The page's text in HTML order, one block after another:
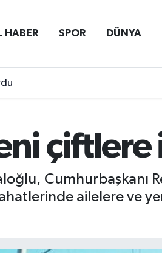
HABER SPOR DÜNYA
Cumhurbaşkanı
ailelere ve